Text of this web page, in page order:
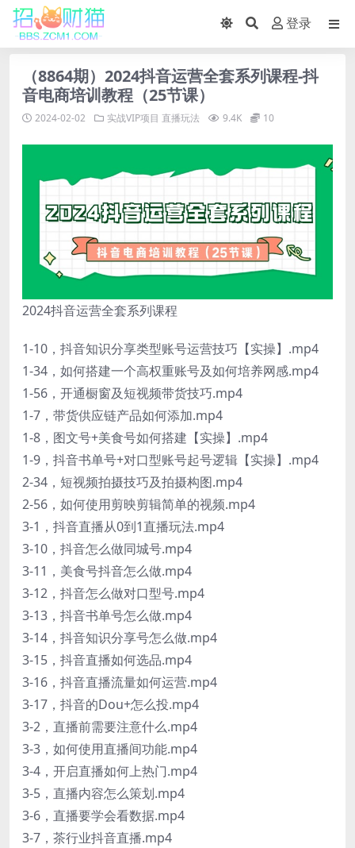
登录
（8864期）2024抖音运营全套系列课程-抖
音电商培训教程（25节课）
2024-02-02 实战VIP项目 直播玩法 9.4K 10
2024抖音运营全套系列课程
1-10，抖音知识分享类型账号运营技巧【实操】.mp4
1-34，如何搭建一个高权重账号及如何培养网感.mp4
1-56，开通橱窗及短视频带货技巧.mp4
1-7，带货供应链产品如何添加.mp4
1-8，图文号+美食号如何搭建【实操】.mp4
1-9，抖音书单号+对口型账号起号逻辑【实操】.mp4
2-34，短视频拍摄技巧及拍摄构图.mp4
2-56，如何使用剪映剪辑简单的视频.mp4
3-1，抖音直播从0到1直播玩法.mp4
3-10，抖音怎么做同城号.mp4
3-11，美食号抖音怎么做.mp4
3-12，抖音怎么做对口型号.mp4
3-13，抖音书单号怎么做.mp4
3-14，抖音知识分享号怎么做.mp4
3-15，抖音直播如何选品.mp4
3-16，抖音直播流量如何运营.mp4
3-17，抖音的Dou+怎么投.mp4
3-2，直播前需要注意什么.mp4
3-3，如何使用直播间功能.mp4
3-4，开启直播如何上热门.mp4
3-5，直播内容怎么策划.mp4
3-6，直播要学会看数据.mp4
3-7，茶行业抖音直播.mp4